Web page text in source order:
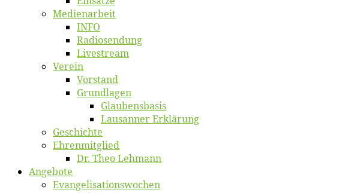
Me­di­en­ar­beit
INFO
Ra­dio­sen­dung
Live­stream
Ver­ein
Vor­stand
Grund­la­gen
Glaubens­ba­sis
Lausan­ner Erklärung
Ge­schich­te
Eh­ren­mit­glied
Dr. Theo Lehmann
An­ge­bo­te
Evangelisa­tions­wo­chen